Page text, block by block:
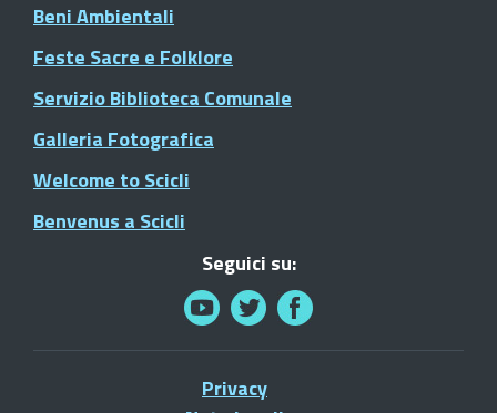
Beni Ambientali
Feste Sacre e Folklore
Servizio Biblioteca Comunale
Galleria Fotografica
Welcome to Scicli
Benvenus a Scicli
Seguici su:
Privacy